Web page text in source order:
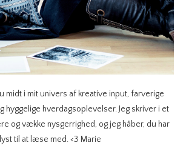
midt i mit univers af kreative input, farverige
hverdagsoplevelser. Jeg skriver i et
og vække nysgerrighed, og jeg håber, du har
lyst til at læse med. <3 Marie